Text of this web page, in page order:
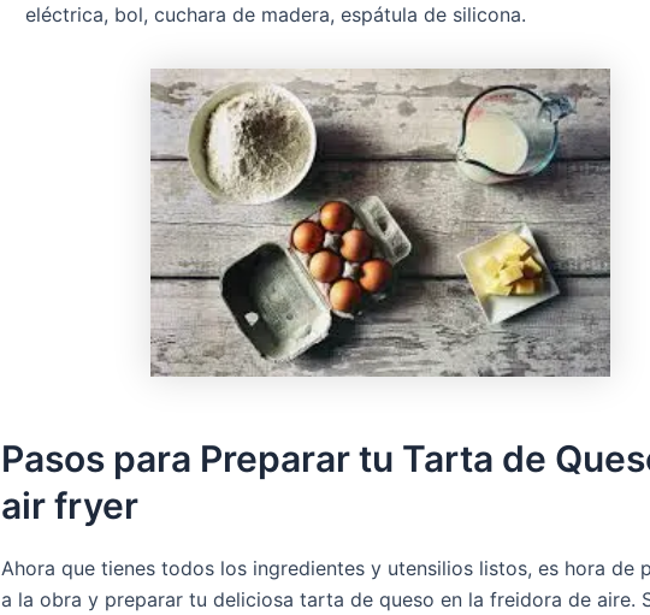
eléctrica, bol, cuchara de madera, espátula de silicona.
Pasos para Preparar tu Tarta de
air fryer
Ahora que tienes todos los ingredientes y utensilios listos, es hora de
a la obra y preparar tu deliciosa tarta de queso en la freidora de aire.